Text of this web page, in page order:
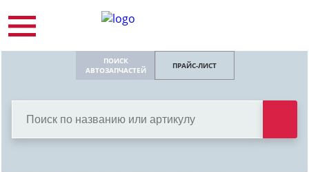
ПОИСК
АВТОЗАПЧАСТЕЙ
ПРАЙС-ЛИСТ